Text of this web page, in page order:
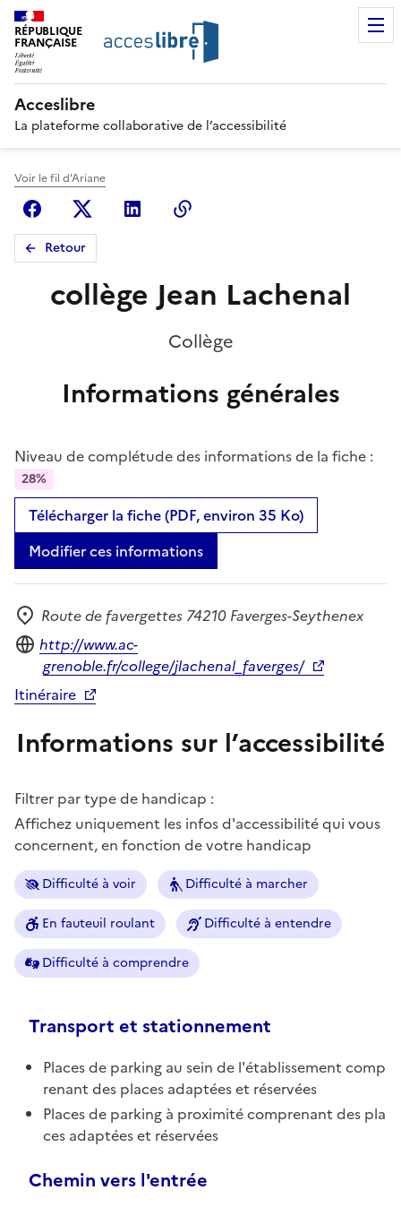
RÉPUBLIQUE
FRANÇAISE
Acceslibre
La plateforme collaborative de l’accessibilité
Voir le fil d'Ariane
FacebookX (anciennement Twitter)
Linkedin
Retour
collège Jean Lachenal
Collège
Informations générales
Niveau de complétude des informations de la fiche :
28%
Télécharger la fiche (PDF, environ 35 Ko)
Modifier ces informations
Adresse
Route de favergettes 74210 Faverges-Seythenex
Site internet
http://www.ac-
grenoble.fr/college/jlachenal_faverges/
Itinéraire
Informations sur l’accessibilité
Filtrer par type de handicap :
Affichez uniquement les infos d'accessibilité qui vous
concernent, en fonction de votre handicap
Difficulté à voir Difficulté à marcher
En fauteuil roulant Difficulté à entendre
Difficulté à comprendre
Transport et stationnement
Places de parking au sein de l'établissement comp
renant des places adaptées et réservées
Places de parking à proximité comprenant des pla
ces adaptées et réservées
Chemin vers l'entrée